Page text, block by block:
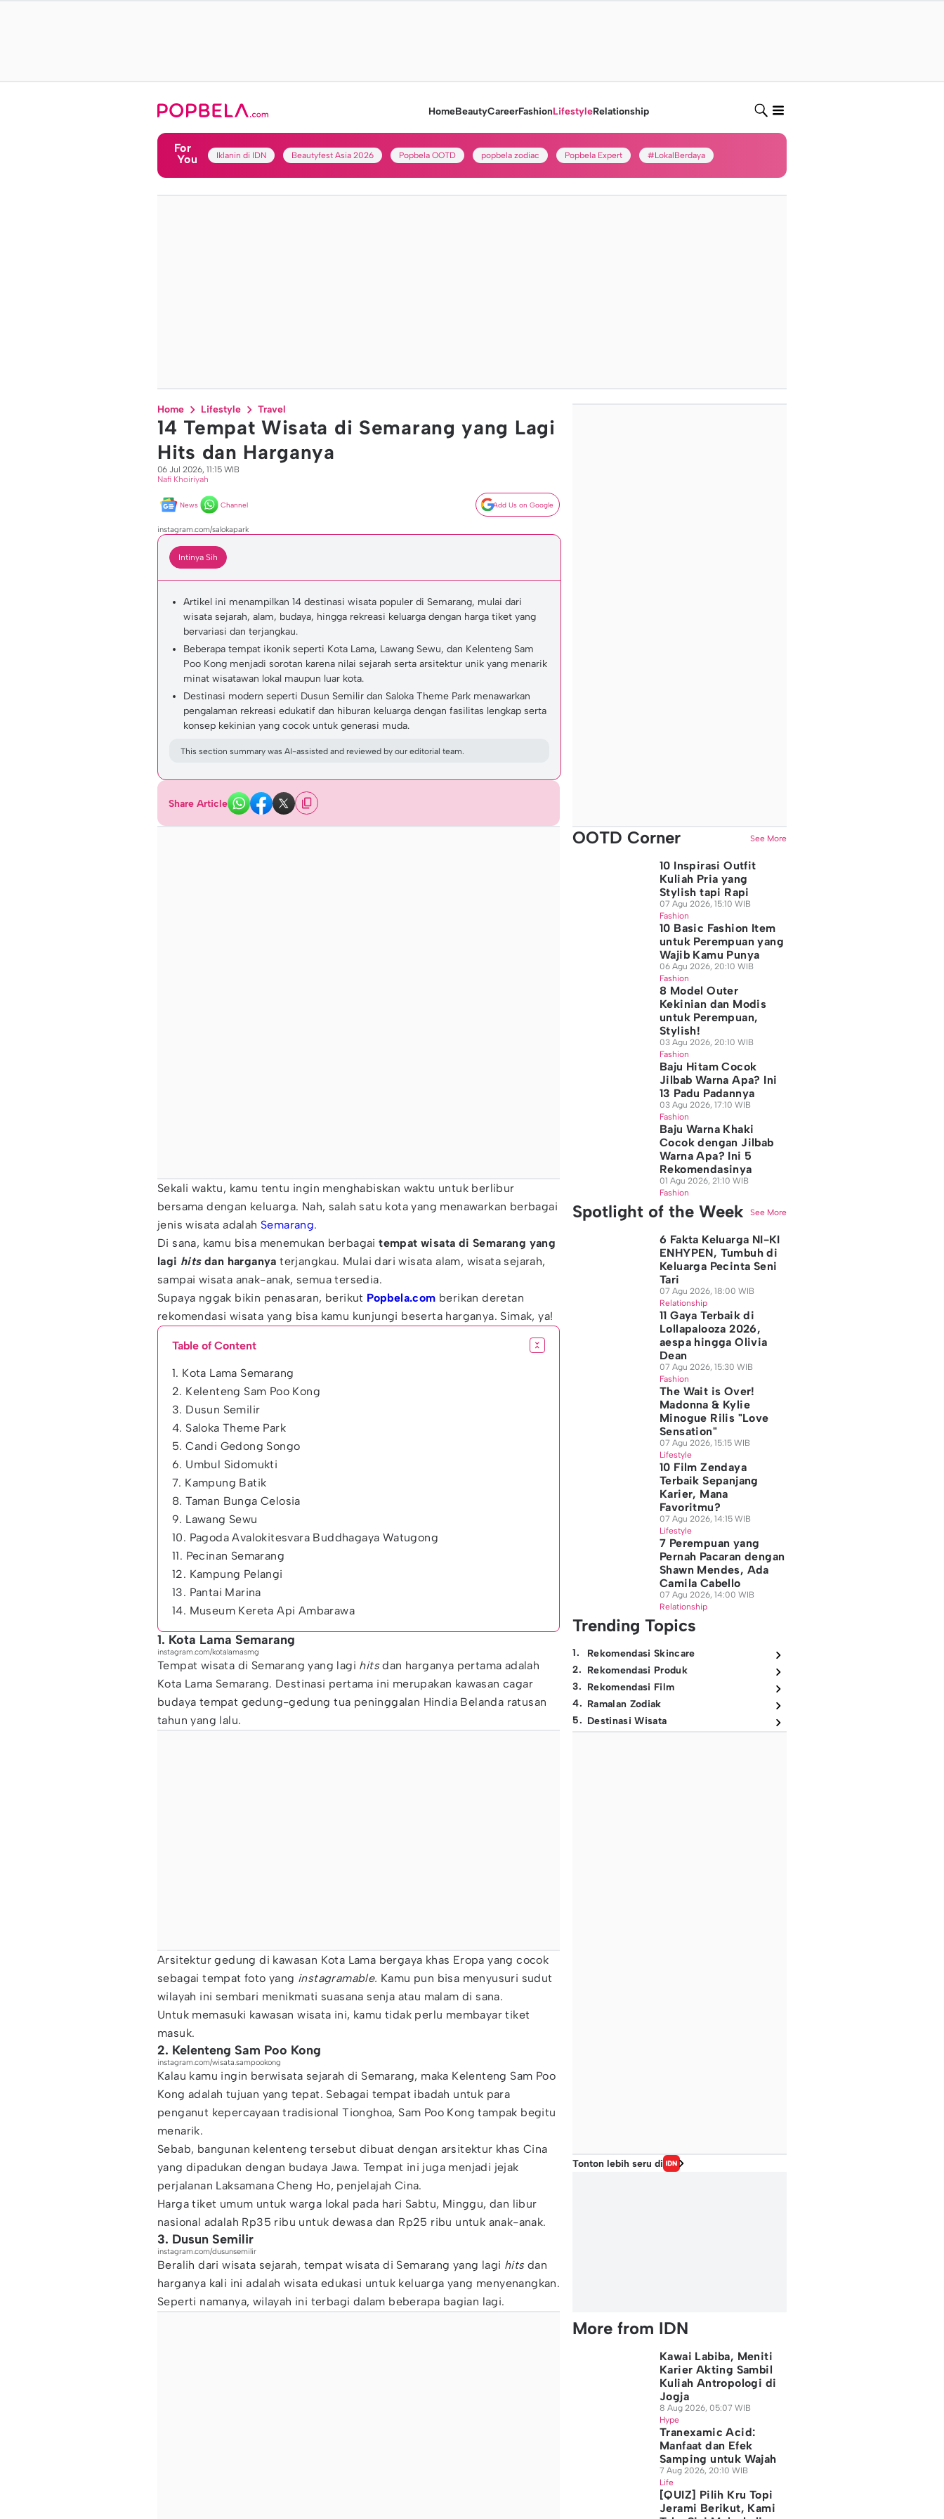
HomeBeautyCareerFashionLifestyleRelationship
For
You
Iklanin di IDN Beautyfest Asia 2026 Popbela OOTD popbela zodiac Popbela Expert #LokalBerdaya
Home Lifestyle Travel
14 Tempat Wisata di Semarang yang Lagi
Hits dan Harganya
06 Jul 2026, 11:15 WIB
Nafi Khoiriyah
News Channel Add Us on Google
instagram.com/salokapark
Intinya Sih
Artikel ini menampilkan 14 destinasi wisata populer di Semarang, mulai dari
wisata sejarah, alam, budaya, hingga rekreasi keluarga dengan harga tiket yang
bervariasi dan terjangkau.
Beberapa tempat ikonik seperti Kota Lama, Lawang Sewu, dan Kelenteng Sam
Poo Kong menjadi sorotan karena nilai sejarah serta arsitektur unik yang menarik
minat wisatawan lokal maupun luar kota.
Destinasi modern seperti Dusun Semilir dan Saloka Theme Park menawarkan
pengalaman rekreasi edukatif dan hiburan keluarga dengan fasilitas lengkap serta
konsep kekinian yang cocok untuk generasi muda.
This section summary was AI-assisted and reviewed by our editorial team.
Share Article
Sekali waktu, kamu tentu ingin menghabiskan waktu untuk berlibur
bersama dengan keluarga. Nah, salah satu kota yang menawarkan berbagai
jenis wisata adalah Semarang.
Di sana, kamu bisa menemukan berbagaitempat wisata di Semarang yang
lagi hitsdan harganya terjangkau. Mulai dari wisata alam, wisata sejarah,
sampai wisata anak-anak, semua tersedia.
Supaya nggak bikin penasaran, berikut Popbela.com berikan deretan
rekomendasi wisata yang bisa kamu kunjungi beserta harganya. Simak, ya!
Table of Content
1. Kota Lama Semarang
2. Kelenteng Sam Poo Kong
3. Dusun Semilir
4. Saloka Theme Park
5. Candi Gedong Songo
6. Umbul Sidomukti
7. Kampung Batik
8. Taman Bunga Celosia
9. Lawang Sewu
10. Pagoda Avalokitesvara Buddhagaya Watugong
11. Pecinan Semarang
12. Kampung Pelangi
13. Pantai Marina
14. Museum Kereta Api Ambarawa
1. Kota Lama Semarang
instagram.com/kotalamasmg
Tempat wisata di Semarang yang lagi hitsdan harganya pertama adalah
Kota Lama Semarang. Destinasi pertama ini merupakan kawasan cagar
budaya tempat gedung-gedung tua peninggalan Hindia Belanda ratusan
tahun yang lalu.
Arsitektur gedung di kawasan Kota Lama bergaya khas Eropa yang cocok
sebagai tempat foto yang instagramable. Kamu pun bisa menyusuri sudut
wilayah ini sembari menikmati suasana senja atau malam di sana.
Untuk memasuki kawasan wisata ini, kamu tidak perlu membayar tiket
masuk.
2. Kelenteng Sam Poo Kong
instagram.com/wisata.sampookong
Kalau kamu ingin berwisata sejarah di Semarang, maka Kelenteng Sam Poo
Kong adalah tujuan yang tepat. Sebagai tempat ibadah untuk para
penganut kepercayaan tradisional Tionghoa, Sam Poo Kong tampak begitu
menarik.
Sebab, bangunan kelenteng tersebut dibuat dengan arsitektur khas Cina
yang dipadukan dengan budaya Jawa. Tempat ini juga menjadi jejak
perjalanan Laksamana Cheng Ho, penjelajah Cina.
Harga tiket umum untuk warga lokal pada hari Sabtu, Minggu, dan libur
nasional adalah Rp35 ribu untuk dewasa dan Rp25 ribu untuk anak-anak.
3. Dusun Semilir
instagram.com/dusunsemilir
Beralih dari wisata sejarah, tempat wisata di Semarang yang lagi hitsdan
harganya kali ini adalah wisata edukasi untuk keluarga yang menyenangkan.
Seperti namanya, wilayah ini terbagi dalam beberapa bagian lagi.
OOTD Corner See More
10 Inspirasi Outfit
Kuliah Pria yang
Stylish tapi Rapi
07 Agu 2026, 15:10 WIB
Fashion
10 Basic Fashion Item
untuk Perempuan yang
Wajib Kamu Punya
06 Agu 2026, 20:10 WIB
Fashion
8 Model Outer
Kekinian dan Modis
untuk Perempuan,
Stylish!
03 Agu 2026, 20:10 WIB
Fashion
Baju Hitam Cocok
Jilbab Warna Apa? Ini
13 Padu Padannya
03 Agu 2026, 17:10 WIB
Fashion
Baju Warna Khaki
Cocok dengan Jilbab
Warna Apa? Ini 5
Rekomendasinya
01 Agu 2026, 21:10 WIB
Fashion
Spotlight of the Week See More
6 Fakta Keluarga NI-KI
ENHYPEN, Tumbuh di
Keluarga Pecinta Seni
Tari
07 Agu 2026, 18:00 WIB
Relationship
11 Gaya Terbaik di
Lollapalooza 2026,
aespa hingga Olivia
Dean
07 Agu 2026, 15:30 WIB
Fashion
The Wait is Over!
Madonna & Kylie
Minogue Rilis "Love
Sensation"
07 Agu 2026, 15:15 WIB
Lifestyle
10 Film Zendaya
Terbaik Sepanjang
Karier, Mana
Favoritmu?
07 Agu 2026, 14:15 WIB
Lifestyle
7 Perempuan yang
Pernah Pacaran dengan
Shawn Mendes, Ada
Camila Cabello
07 Agu 2026, 14:00 WIB
Relationship
Trending Topics
1.
Rekomendasi Skincare
2. Rekomendasi Produk
3. Rekomendasi Film
4. Ramalan Zodiak
5. Destinasi Wisata
Tonton lebih seru di
More from IDN
Kawai Labiba, Meniti
Karier Akting Sambil
Kuliah Antropologi di
Jogja
8 Aug 2026, 05:07 WIB
Hype
Tranexamic Acid:
Manfaat dan Efek
Samping untuk Wajah
7 Aug 2026, 20:10 WIB
Life
[QUIZ] Pilih Kru Topi
Jerami Berikut, Kami